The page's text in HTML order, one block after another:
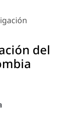
del